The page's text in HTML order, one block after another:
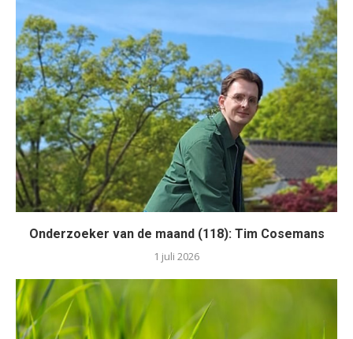
Onderzoeker van de maand (118): Tim Cosemans
1 juli 2026